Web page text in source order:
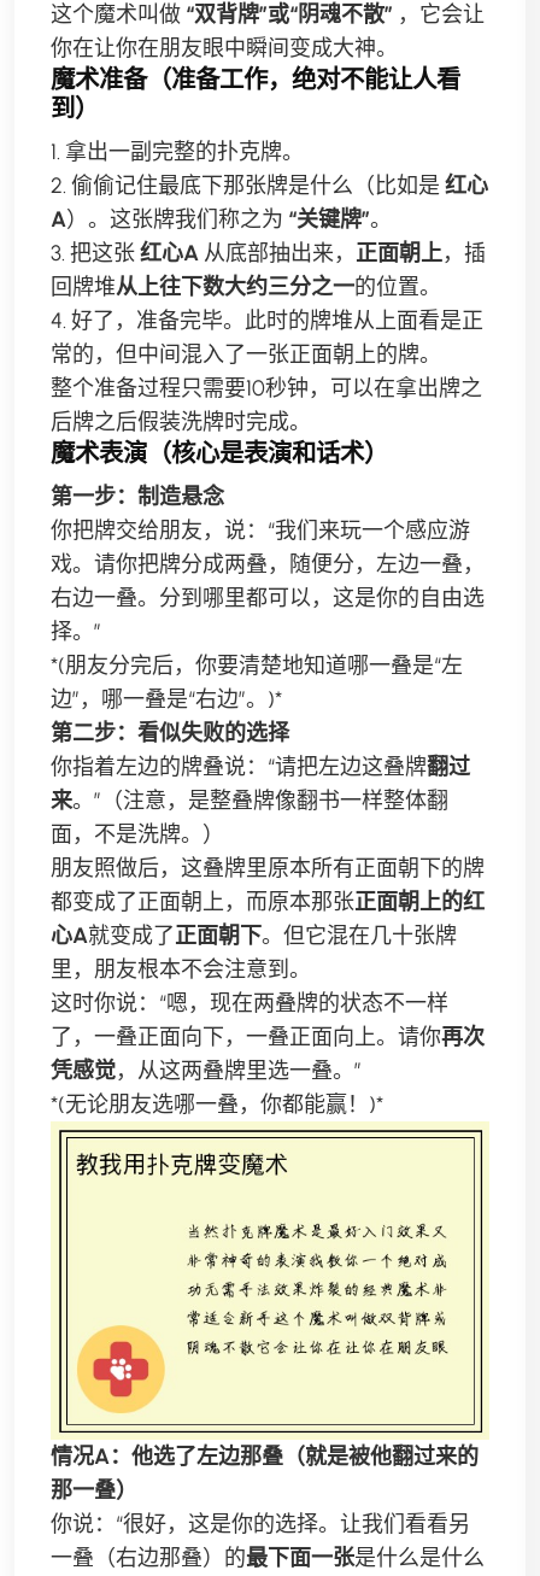
这个魔术叫做 “双背牌”或“阴魂不散” ，它会让
你在让你在朋友眼中瞬间变成大神。
魔术准备（准备工作，绝对不能让人看
到）
1. 拿出一副完整的扑克牌。
2. 偷偷记住最底下那张牌是什么（比如是 红心
A）。这张牌我们称之为 “关键牌”。
3. 把这张红心A 从底部抽出来， 正面朝上，插
回牌堆从上往下数大约三分之一的位置。
4. 好了，准备完毕。此时的牌堆从上面看是正
常的，但中间混入了一张正面朝上的牌。
整个准备过程只需要10秒钟，可以在拿出牌之
后牌之后假装洗牌时完成。
魔术表演（核心是表演和话术）
第一步：制造悬念
你把牌交给朋友，说：“我们来玩一个感应游
戏。请你把牌分成两叠，随便分，左边一叠，
右边一叠。分到哪里都可以，这是你的自由选
择。”
*(朋友分完后，你要清楚地知道哪一叠是“左
边”，哪一叠是“右边”。)*
第二步：看似失败的选择
你指着左边的牌叠说：“请把左边这叠牌翻过
来。”（注意，是整叠牌像翻书一样整体翻
面，不是洗牌。）
朋友照做后，这叠牌里原本所有正面朝下的牌
都变成了正面朝上，而原本那张正面朝上的红
心A就变成了正面朝下。但它混在几十张牌
里，朋友根本不会注意到。
这时你说：“嗯，现在两叠牌的状态不一样
了，一叠正面向下，一叠正面向上。请你再次
凭感觉，从这两叠牌里选一叠。”
*(无论朋友选哪一叠，你都能赢！)*
情况A：他选了左边那叠（就是被他翻过来的
那一叠）
你说：“很好，这是你的选择。让我们看看另
一叠（右边那叠）的最下面一张是什么是什么